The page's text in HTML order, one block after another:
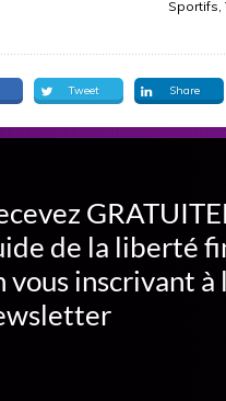
Sportifs,
Tweet Share